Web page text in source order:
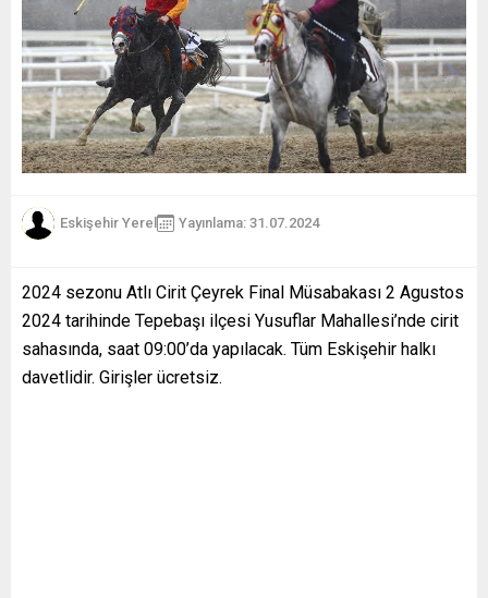
Eskişehir Yerel Yayınlama: 31.07.2024
2024 sezonu Atlı Cirit Çeyrek Final Müsabakası 2 Agustos
2024 tarihinde Tepebaşı ilçesi Yusuflar Mahallesi’nde cirit
sahasında, saat 09:00’da yapılacak. Tüm Eskişehir halkı
davetlidir. Girişler ücretsiz.